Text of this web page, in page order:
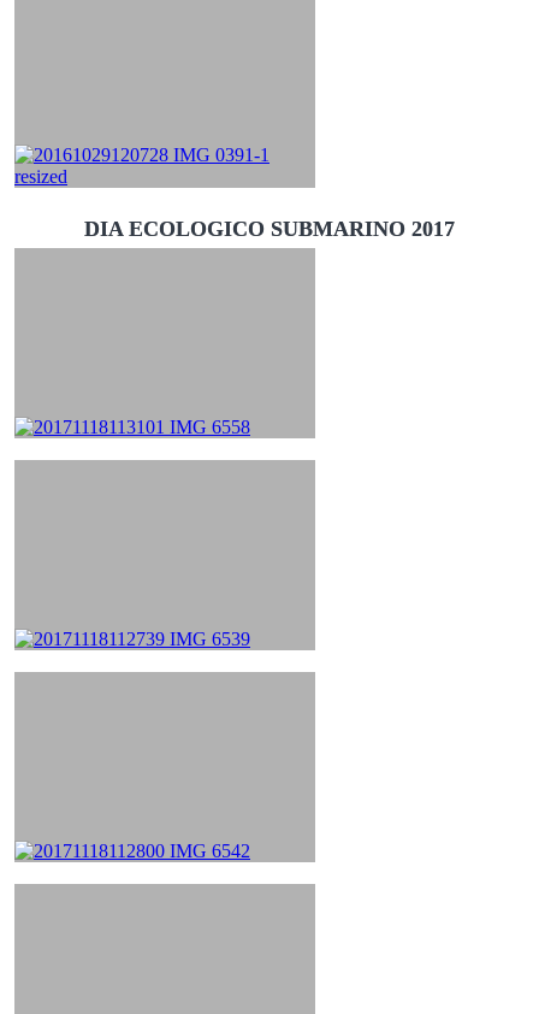
DIA ECOLOGICO SUBMARINO 2017